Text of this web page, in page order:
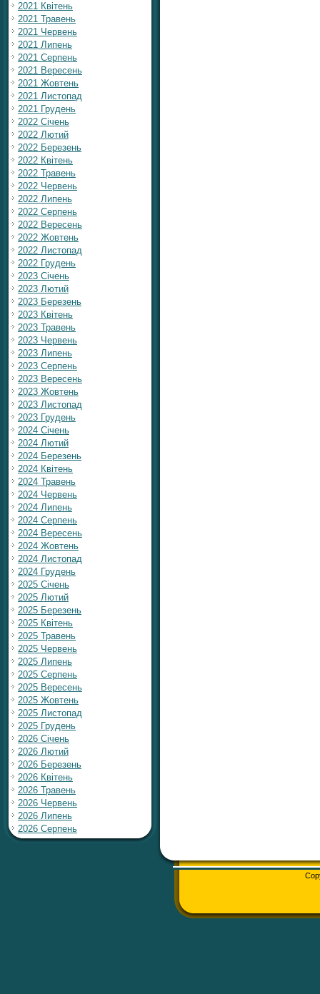
2021 Квітень
2021 Травень
2021 Червень
2021 Липень
2021 Серпень
2021 Вересень
2021 Жовтень
2021 Листопад
2021 Грудень
2022 Січень
2022 Лютий
2022 Березень
2022 Квітень
2022 Травень
2022 Червень
2022 Липень
2022 Серпень
2022 Вересень
2022 Жовтень
2022 Листопад
2022 Грудень
2023 Січень
2023 Лютий
2023 Березень
2023 Квітень
2023 Травень
2023 Червень
2023 Липень
2023 Серпень
2023 Вересень
2023 Жовтень
2023 Листопад
2023 Грудень
2024 Січень
2024 Лютий
2024 Березень
2024 Квітень
2024 Травень
2024 Червень
2024 Липень
2024 Серпень
2024 Вересень
2024 Жовтень
2024 Листопад
2024 Грудень
2025 Січень
2025 Лютий
2025 Березень
2025 Квітень
2025 Травень
2025 Червень
2025 Липень
2025 Серпень
2025 Вересень
2025 Жовтень
2025 Листопад
2025 Грудень
2026 Січень
2026 Лютий
2026 Березень
2026 Квітень
2026 Травень
2026 Червень
2026 Липень
2026 Серпень